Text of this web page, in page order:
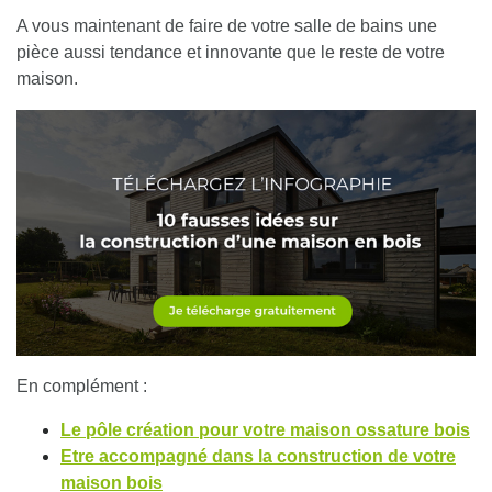
A vous maintenant de faire de votre salle de bains une
pièce aussi tendance et innovante que le reste de votre
maison.
En complément :
Le pôle création pour votre maison ossature bois
Etre accompagné dans la construction de votre
maison bois